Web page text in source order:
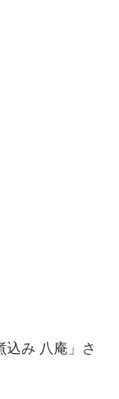
込み 八庵」さ